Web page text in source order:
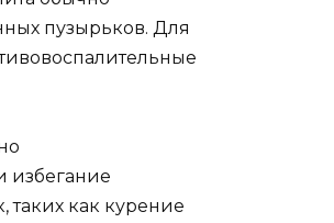
пузырьков. Для
избегание
таких как курение